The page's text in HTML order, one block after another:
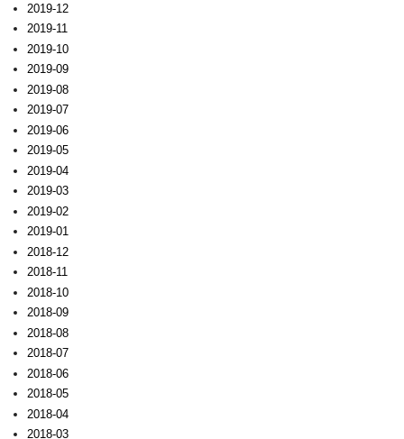
2019-12
2019-11
2019-10
2019-09
2019-08
2019-07
2019-06
2019-05
2019-04
2019-03
2019-02
2019-01
2018-12
2018-11
2018-10
2018-09
2018-08
2018-07
2018-06
2018-05
2018-04
2018-03